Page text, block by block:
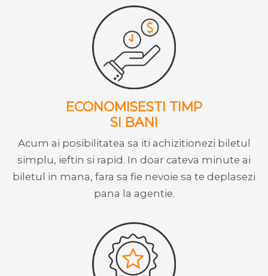
ECONOMISESTI TIMP
SI BANI
Acum ai posibilitatea sa iti achizitionezi biletul
simplu, ieftin si rapid. In doar cateva minute ai
biletul in mana, fara sa fie nevoie sa te deplasezi
pana la agentie.